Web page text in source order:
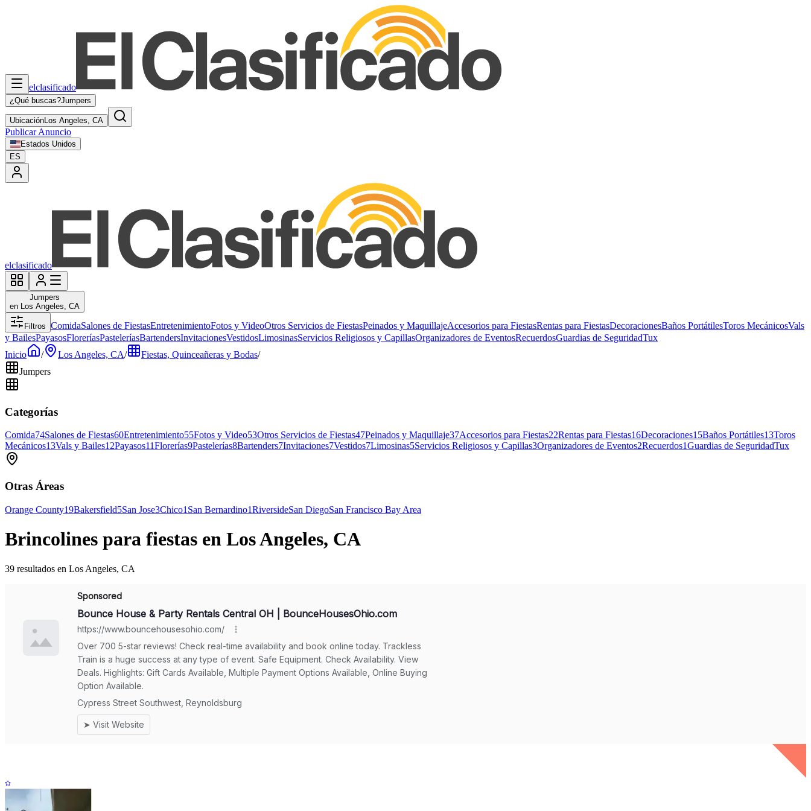
elclasificado
¿Qué buscas?Jumpers
UbicaciónLos Angeles, CA
Publicar Anuncio
Estados Unidos
ES
elclasificado
Jumpers
en Los Angeles, CA
Filtros ComidaSalones de FiestasEntretenimientoFotos y VideoOtros Servicios de FiestasPeinados y MaquillajeAccesorios para FiestasRentas para FiestasDecoracionesBaños PortátilesToros MecánicosVals
y BailesPayasosFloreríasPasteleríasBartendersInvitacionesVestidosLimosinasServicios Religiosos y CapillasOrganizadores de EventosRecuerdosGuardias de SeguridadTux
Inicio
/ Los Angeles, CA/ Fiestas, Quinceañeras y Bodas/
Jumpers
Categorías
Comida74Salones de Fiestas60Entretenimiento55Fotos y Video53Otros Servicios de Fiestas47Peinados y Maquillaje37Accesorios para Fiestas22Rentas para Fiestas16Decoraciones15Baños Portátiles13Toros
Mecánicos13Vals y Bailes12Payasos11Florerías9Pastelerías8Bartenders7Invitaciones7Vestidos7Limosinas5Servicios Religiosos y Capillas3Organizadores de Eventos2Recuerdos1Guardias de SeguridadTux
Otras Áreas
Orange County19Bakersfield5San Jose3Chico1 San Bernardino1RiversideSan DiegoSan Francisco Bay Area
Brincolines para fiestas en Los Angeles, CA
39 resultados en Los Angeles, CA